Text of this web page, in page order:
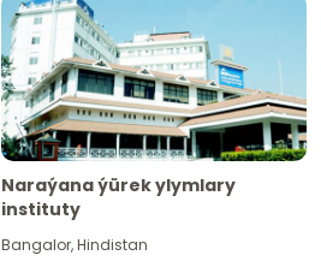
Naraýana ýürek ylymlary
instituty
Bangalor,Hindistan